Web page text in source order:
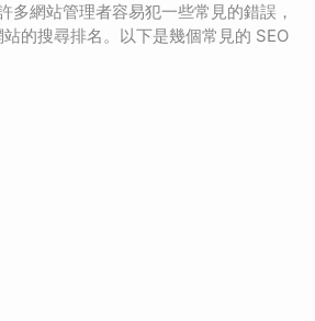
多網站管理者容易犯一些常見的錯誤，
的搜尋排名。以下是幾個常見的 SEO